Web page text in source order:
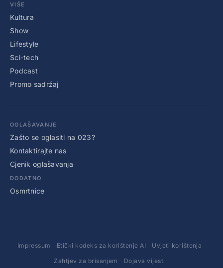
VIŠE
Kultura
Show
Lifestyle
Sci-tech
Podcast
Promo sadržaj
OGLAŠAVANJE
Zašto se oglasiti na 023?
Kontaktirajte nas
Cjenik oglašavanja
DODATNO
Osmrtnice
Impressum Etički kodeks za korištenje AI Uvjeti korištenja
Zahtjev za brisanjem Dojava vijesti